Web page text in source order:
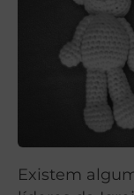
Existem